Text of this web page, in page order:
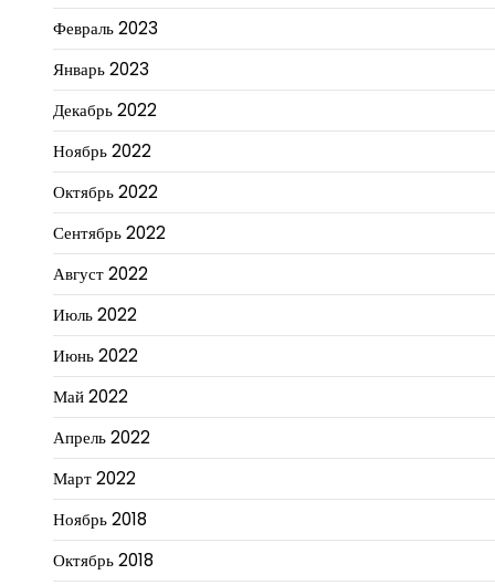
Февраль 2023
Январь 2023
Декабрь 2022
Ноябрь 2022
Октябрь 2022
Сентябрь 2022
Август 2022
Июль 2022
Июнь 2022
Май 2022
Апрель 2022
Март 2022
Ноябрь 2018
Октябрь 2018